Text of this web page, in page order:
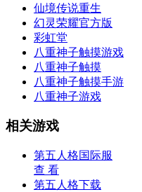
仙境传说重生
幻灵荣耀官方版
彩虹堂
八重神子触摸游戏
八重神子触摸
八重神子触摸手游
八重神子游戏
相关游戏
第五人格国际服
查 看
第五人格下载